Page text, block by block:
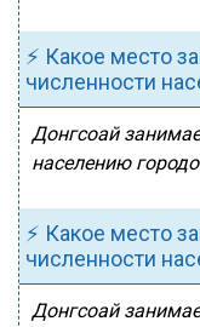
⚡ Какое место
численности
Донгсоай
населению
⚡ Какое место
численности
Донгсоай